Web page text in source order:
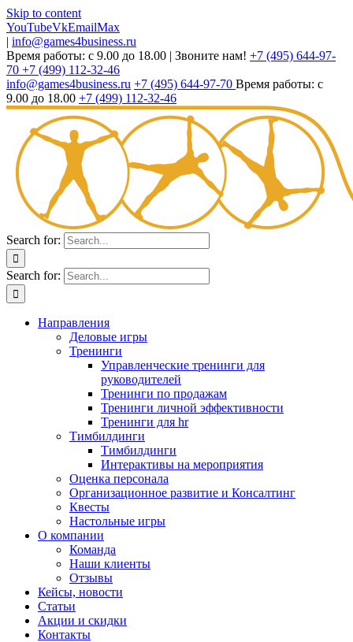
Skip to content
YouTubeVkEmailMax
| info@games4business.ru
Время работы: с 9.00 до 18.00 | Звоните нам! +7 (495) 644-97-
70 +7 (499) 112-32-46
info@games4business.ru +7 (495) 644-97-70 Время работы: с
9.00 до 18.00 +7 (499) 112-32-46
Search for:
Search for:
Направления
Деловые игры
Тренинги
Управленческие тренинги для
руководителей
Тренинги по продажам
Тренинги личной эффективности
Тренинги для hr
Тимбилдинги
Тимбилдинги
Интерактивы на мероприятия
Оценка персонала
Организационное развитие и Консалтинг
Квесты
Настольные игры
О компании
Команда
Наши клиенты
Отзывы
Кейсы, новости
Статьи
Акции и скидки
Контакты